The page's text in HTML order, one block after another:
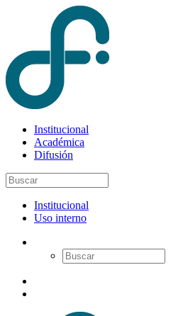
Institucional
Académica
Difusión
Institucional
Uso interno